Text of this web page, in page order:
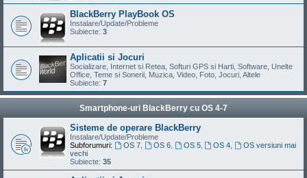
BlackBerry PlayBook OS
Instalare/Update/Probleme
Subiecte: 3
Aplicatii si Jocuri
Socializare, Internet si Retea, Softuri GPS si Harti, Software, Unelte
Office, Teme si Sonerii, Muzica, Video, Foto, Jocuri, Altele
Subiecte: 7
Smartphone-uri BlackBerry cu OS 4-7
Sisteme de operare BlackBerry
Instalare/Update/Probleme
Subforumuri:
OS 7, OS 6, OS 5, OS 4
OS versiuni mai
vechi
Subiecte: 35